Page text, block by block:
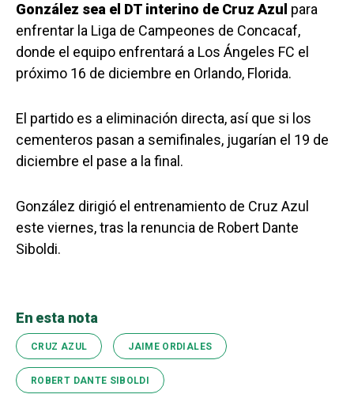
González sea el DT interino de Cruz Azul para
enfrentar la Liga de Campeones de Concacaf,
donde el equipo enfrentará a Los Ángeles FC el
próximo 16 de diciembre en Orlando, Florida.
El partido es a eliminación directa, así que si los
cementeros pasan a semifinales, jugarían el 19 de
diciembre el pase a la final.
González dirigió el entrenamiento de Cruz Azul
este viernes, tras la renuncia de Robert Dante
Siboldi.
En esta nota
CRUZ AZUL JAIME ORDIALES
ROBERT DANTE SIBOLDI